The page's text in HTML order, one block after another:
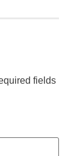
fields